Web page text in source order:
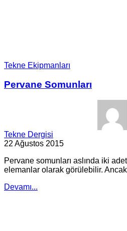
Tekne Ekipmanları
Pervane Somunları
Tekne Dergisi
22 Ağustos 2015
Pervane somunları aslında iki
elemanlar olarak görülebilir.
Devamı...